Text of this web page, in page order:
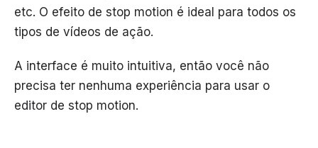
etc. O efeito de stop motion é ideal para todos os
tipos de vídeos de ação.
A interface é muito intuitiva, então você não
precisa ter nenhuma experiência para usar o
editor de stop motion.